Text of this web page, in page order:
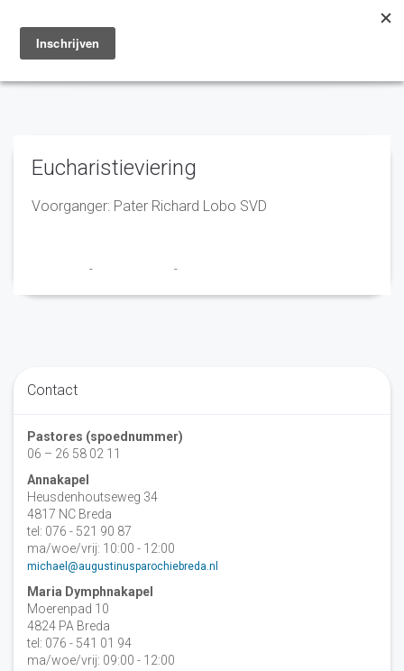
Toggle
navigation
Eucharistieviering
Voorganger: Pater Richard Lobo SVD
- -
Contact
Pastores (spoednummer)
06 – 26 58 02 11
Annakapel
Heusdenhoutseweg 34
4817 NC Breda
tel: 076 - 521 90 87
ma/woe/vrij: 10:00 - 12:00
michael@augustinusparochiebreda.nl
Maria Dymphnakapel
Moerenpad 10
4824 PA Breda
tel: 076 - 541 01 94
ma/woe/vrij: 09:00 - 12:00